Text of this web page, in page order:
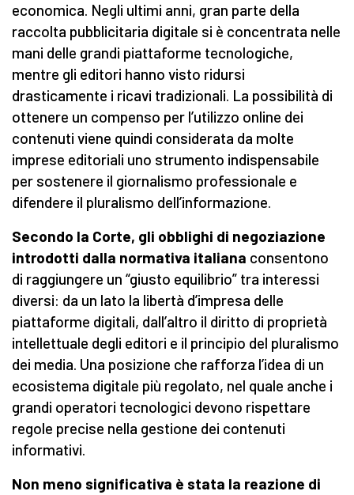
economica. Negli ultimi anni, gran parte della
raccolta pubblicitaria digitale si è concentrata nelle
mani delle grandi piattaforme tecnologiche,
mentre gli editori hanno visto ridursi
drasticamente i ricavi tradizionali. La possibilità di
ottenere un compenso per l’utilizzo online dei
contenuti viene quindi considerata da molte
imprese editoriali uno strumento indispensabile
per sostenere il giornalismo professionale e
difendere il pluralismo dell’informazione.
Secondo la Corte, gli obblighi di negoziazione
introdotti dalla normativa italiana consentono
di raggiungere un “giusto equilibrio” tra interessi
diversi: da un lato la libertà d’impresa delle
piattaforme digitali, dall’altro il diritto di proprietà
intellettuale degli editori e il principio del pluralismo
dei media. Una posizione che rafforza l’idea di un
ecosistema digitale più regolato, nel quale anche i
grandi operatori tecnologici devono rispettare
regole precise nella gestione dei contenuti
informativi.
Non meno significativa è stata la reazione di